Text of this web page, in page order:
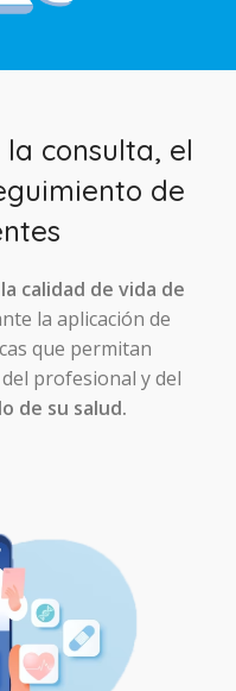
la consulta, el
de
calidad de vida de
la aplicación de
que permitan
profesional y del
de su salud.